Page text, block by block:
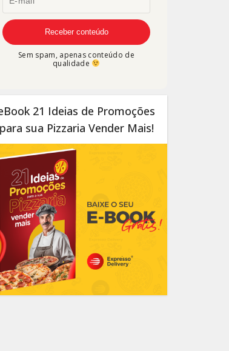
Sem spam, apenas conteúdo de
qualidade
21 Ideias de Promoções
para sua Pizzaria Vender Mais!